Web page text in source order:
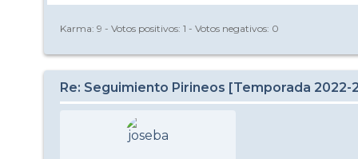
Karma: 9 - Votos positivos: 1 - Votos negativos: 0
Re: Seguimiento Pirineos [Temporada 2022-